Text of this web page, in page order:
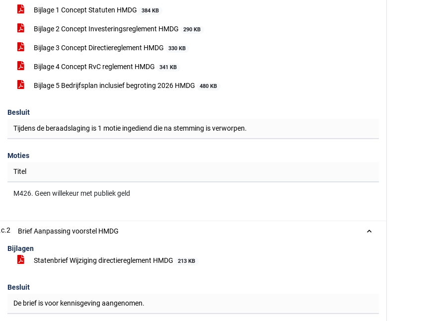
Bijlage 1 Concept Statuten HMDG 384 KB
Bijlage 2 Concept Investeringsreglement HMDG 290 KB
Bijlage 3 Concept Directiereglement HMDG 330 KB
Bijlage 4 Concept RvC reglement HMDG 341 KB
Bijlage 5 Bedrijfsplan inclusief begroting 2026 HMDG 480 KB
Besluit
Tijdens de beraadslaging is 1 motie ingediend die na stemming is verworpen.
Moties
Titel
M426. Geen willekeur met publiek geld
Brief Aanpassing voorstel HMDG
Bijlagen
Statenbrief Wijziging directiereglement HMDG
213 KB
Besluit
De brief is voor kennisgeving aangenomen.